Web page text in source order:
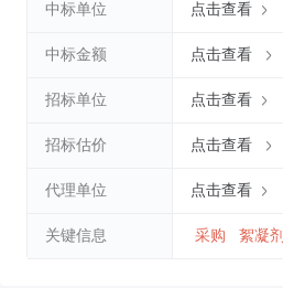
中标单位 点击查看
中标金额 点击查看
招标单位 点击查看
招标估价 点击查看
代理单位 点击查看
关键信息 采购 絮凝剂